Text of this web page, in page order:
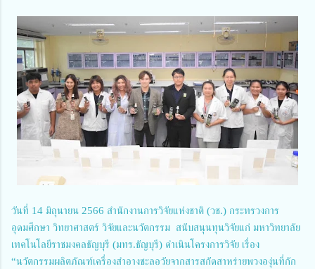
วันที่ 14 มิถุนายน 2566 สำนักงานการวิจัยแห่งชาติ (วช.) กระทรวงการ
อุดมศึกษา วิทยาศาสตร์ วิจัยและนวัตกรรม สนับสนุนทุนวิจัยแก่ มหาวิทยาลัย
เทคโนโลยีราชมงคลธัญบุรี (มทร.ธัญบุรี) ดำเนินโครงการวิจัย เรื่อง
“นวัตกรรมผลิตภัณฑ์เครื่องสำอางชะลอวัยจากสารสกัดสาหร่ายพวงองุ่นที่กัก